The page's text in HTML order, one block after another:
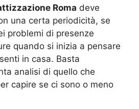
Roma deve
una certa periodicità, se
problemi di presenze
quando si inizia a pensare
in casa. Basta
analisi di quello che
capire se ci sono o meno